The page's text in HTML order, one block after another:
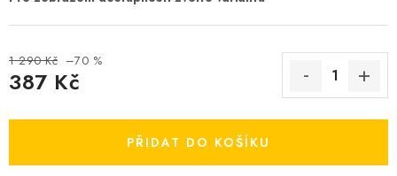
ZNAČKY
Moje objednávka
Jak vyměnit nebo vrátit zboží
Jak reklamovat
1 290 Kč –70 %
387 Kč
PŘIDAT DO KOŠÍKU